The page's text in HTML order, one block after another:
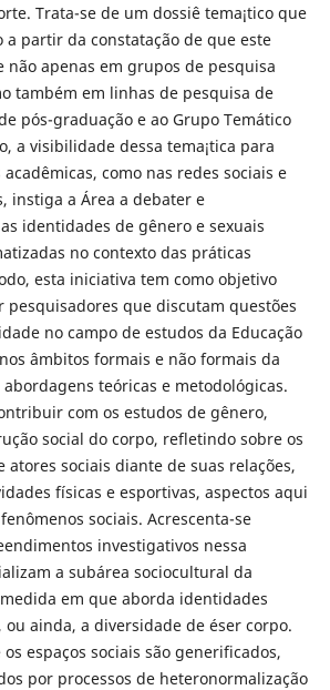
Trata-se de um dossiê tema¡tico que
a partir da constatação de que este
não apenas em grupos de pesquisa
também em linhas de pesquisa de
pós-graduação e ao Grupo Temático
a visibilidade dessa tema¡tica para
como nas redes sociais e
instiga a Área a debater e
identidades de gênero e sexuais
no contexto das práticas
esta iniciativa tem como objetivo
que discutam questões
no campo de estudos da Educação
âmbitos formais e não formais da
teóricas e metodológicas.
com os estudos de gênero,
social do corpo, refletindo sobre os
atores sociais diante de suas relações,
físicas e esportivas, aspectos aqui
sociais. Acrescenta-se
investigativos nessa
a subárea sociocultural da
em que aborda identidades
ainda, a diversidade de éser corpo.
espaços sociais são generificados,
por processos de heteronormalização